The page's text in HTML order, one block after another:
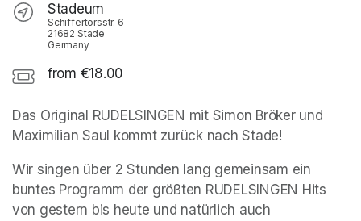
Stadeum
Schiffertorsstr. 6
21682 Stade
Germany
from €18.00
Das Original RUDELSINGEN mit Simon Bröker und
Maximilian Saul kommt zurück nach Stade!
Wir singen über 2 Stunden lang gemeinsam ein
buntes Programm der größten RUDELSINGEN Hits
von gestern bis heute und natürlich auch